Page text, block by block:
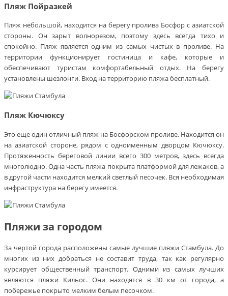
Пляж Пойразкей
Пляж небольшой, находится на берегу пролива Босфор с азиатской
стороны. Он зарыт волнорезом, поэтому здесь всегда тихо и
спокойно. Пляж является одним из самых чистых в проливе. На
территории функционирует гостиница и кафе, которые и
обеспечивают туристам комфортабельный отдых. На берегу
установлены шезлонги. Вход на территорию пляжа бесплатный.
Пляж Кючюксу
Это еще один отличный пляж на Босфорском проливе. Находится он
на азиатской стороне, рядом с одноименным дворцом Кючюксу.
Протяженность береговой линии всего 300 метров, здесь всегда
многолюдно. Одна часть пляжа покрыта платформой для лежаков, а
в другой части находится мелкий светлый песочек. Вся необходимая
инфраструктура на берегу имеется.
Пляжи за городом
За чертой города расположены самые лучшие пляжи Стамбула. До
многих из них добраться не составит труда, так как регулярно
курсирует общественный транспорт. Одними из самых лучших
являются пляжи Кильос. Они находятся в 30 км от города, а
побережье покрыто мелким белым песочком.